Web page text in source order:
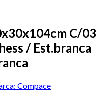
C/03
/ Est.branca
Compace